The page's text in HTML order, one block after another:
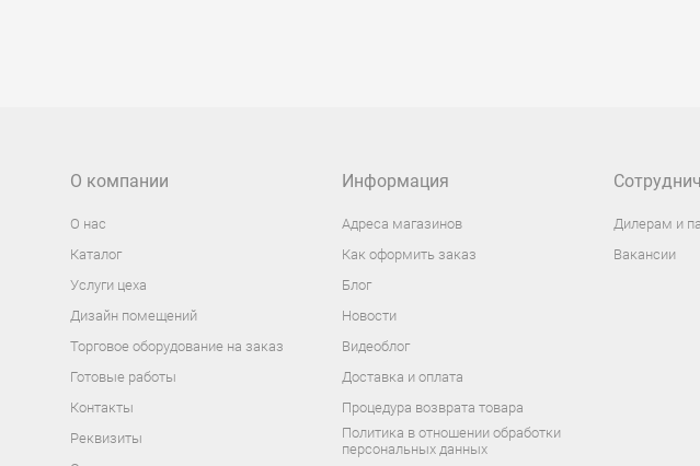
О компании
О нас
Каталог
Услуги цеха
Дизайн помещений
Торговое оборудование на заказ
Готовые работы
Контакты
Реквизиты
Информация
Адреса магазинов
Как оформить заказ
Блог
Новости
Видеоблог
Доставка и оплата
Процедура возврата товара
Политика в отношении обработки
персональных данных
Дилерам и
Вакансии